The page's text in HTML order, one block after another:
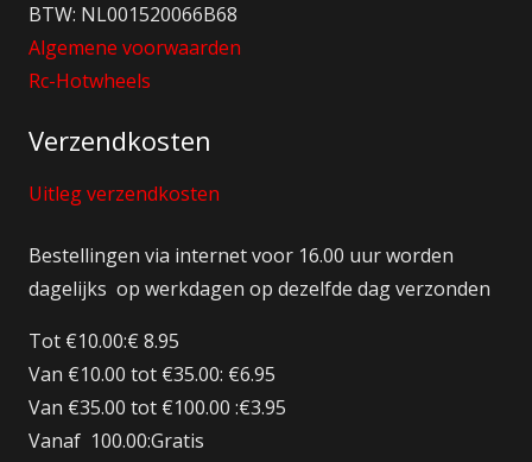
BTW: NL001520066B68
Algemene voorwaarden
Rc-Hotwheels
Verzendkosten
Uitleg verzendkosten
Bestellingen via internet voor 16.00 uur worden
dagelijks op werkdagen op dezelfde dag verzonden
Tot €10.00:€ 8.95
Van €10.00 tot €35.00: €6.95
Van €35.00 tot €100.00 :€3.95
Vanaf 100.00:Gratis